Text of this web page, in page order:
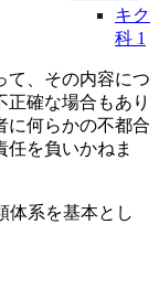
キク
科 1
て、その内容につ
確な場合もあり
に何らかの不都合
を負いかねま
体系を基本とし